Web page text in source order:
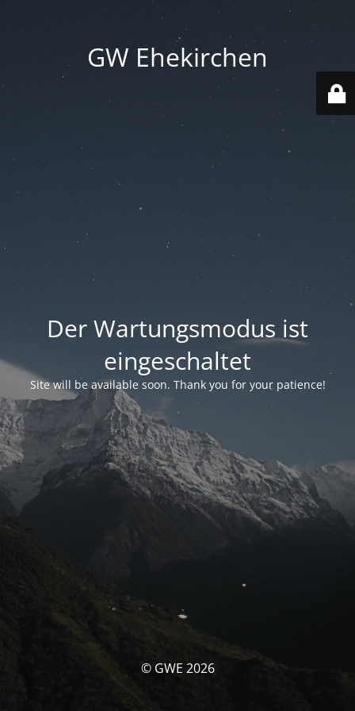
GW Ehekirchen
Der Wartungsmodus ist
eingeschaltet
Site will be available soon. Thank you for your patience!
© GWE 2026